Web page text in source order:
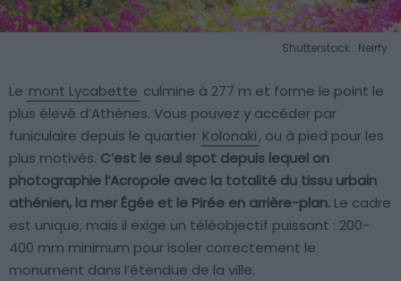
Shutterstock : Neirfy
Le mont Lycabette culmine à 277 m et forme le point le
plus élevé d’Athènes. Vous pouvez y accéder par
funiculaire depuis le quartier Kolonaki, ou à pied pour les
plus motivés. C’est le seul spot depuis lequel on
photographie l’Acropole avec la totalité du tissu urbain
athénien, la mer Égée et le Pirée en arrière-plan. Le cadre
est unique, mais il exige un téléobjectif puissant : 200-
400 mm minimum pour isoler correctement le
monument dans l’étendue de la ville.